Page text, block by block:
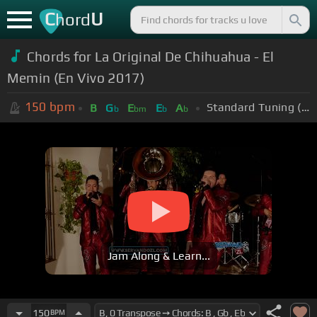
ChordU
Chords for La Original De Chihuahua - El
Memin (En Vivo 2017)
150 bpm B Gb Ebm Eb Ab Standard Tuning (EADGBE)
Jam Along & Learn...
150BPM